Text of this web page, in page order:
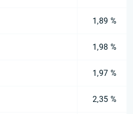
1,89 %
1,98 %
1,97 %
2,35 %